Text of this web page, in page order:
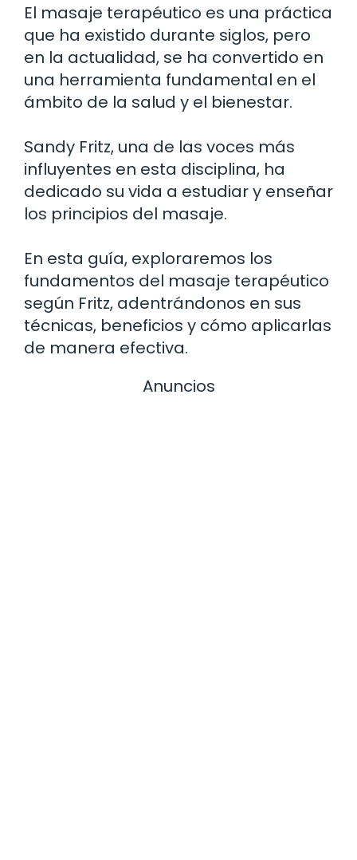
El masaje terapéutico es una práctica
que ha existido durante siglos, pero
en la actualidad, se ha convertido en
una herramienta fundamental en el
ámbito de la salud y el bienestar.
Sandy Fritz, una de las voces más
influyentes en esta disciplina, ha
dedicado su vida a estudiar y enseñar
los principios del masaje.
En esta guía, exploraremos los
fundamentos del masaje terapéutico
según Fritz, adentrándonos en sus
técnicas, beneficios y cómo aplicarlas
de manera efectiva.
Anuncios